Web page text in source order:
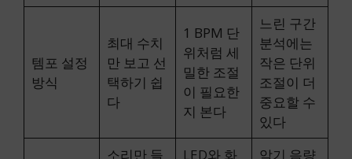
템포 설정
방식
최대 수치
만 보고 선
택하기 쉽
다
1 BPM 단
위처럼 세
밀한 조절
이 필요한
지 본다
느린 구간
분석에는
작은 단위
조절이 더
중요할 수
있다
소리만 들
LED와 화 악기 음량